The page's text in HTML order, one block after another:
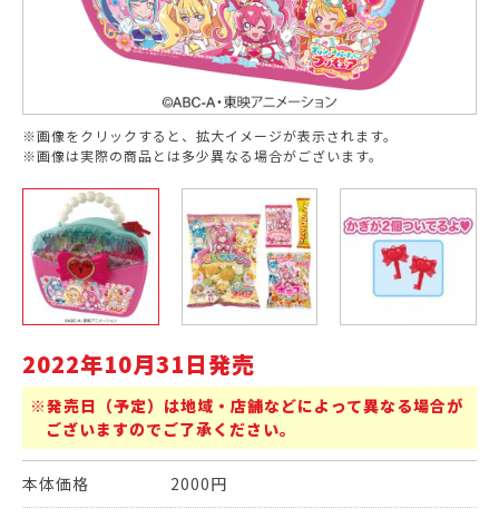
※画像をクリックすると、拡大イメージが表示されます。
※画像は実際の商品とは多少異なる場合がございます。
2022年10月31日発売
※発売日（予定）は地域・店舗などによって異なる場合が
ございますのでご了承ください。
本体価格 2000円